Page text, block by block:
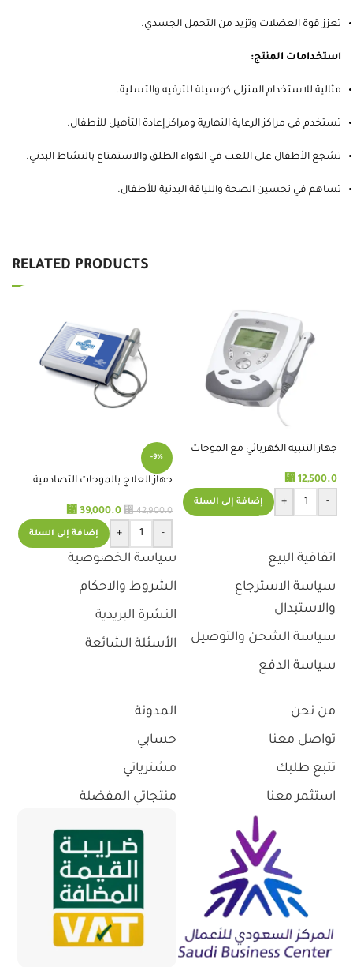
تعزز قوة العضلات وتزيد من التحمل الجسدي.
استخدامات المنتج:
مثالية للاستخدام المنزلي كوسيلة للترفيه والتسلية.
تستخدم في مراكز الرعاية النهارية ومراكز إعادة التأهيل للأطفال.
تشجع الأطفال على اللعب في الهواء الطلق والاستمتاع بالنشاط البدني.
تساهم في تحسين الصحة واللياقة البدنية للأطفال.
RELATED PRODUCTS
جهاز التنبيه الكهربائي مع الموجات
CHATTANOOGA
⃁ 12,500.0
-
+ إضافة إلى السلة
-9%
جهاز العلاج بالموجات التصادمية
⃁42,900.0
⃁ 39,000.0
-
+ إضافة إلى السلة
اتفاقية البيع
سياسة الاسترجاع
والاستبدال
سياسة الشحن والتوصيل
سياسة الدفع
سياسة الخصوصية
الشروط والاحكام
النشرة البريدية
الأسئلة الشائعة
من نحن
تواصل معنا
تتبع طلبك
استثمر معنا
المدونة
حسابي
مشترياتي
منتجاتي المفضلة